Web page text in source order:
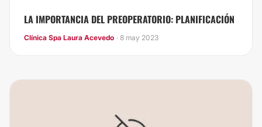
LA IMPORTANCIA DEL PREOPERATORIO: PLANIFICACIÓN
Clínica Spa Laura Acevedo · 8 may 2023